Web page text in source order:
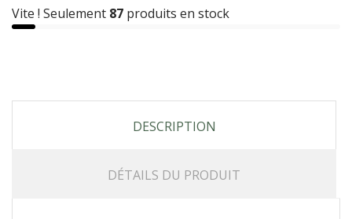
Vite ! Seulement 87 produits en stock
DESCRIPTION
DÉTAILS DU PRODUIT